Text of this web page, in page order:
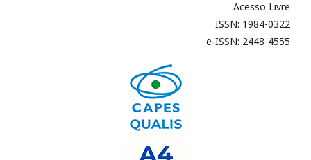
Acesso Livre
ISSN: 1984-0322
e-ISSN: 2448-4555